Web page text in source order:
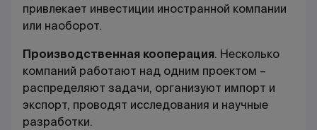
привлекает инвестиции иностранной компании
или наоборот.
Производственная кооперация. Несколько
компаний работают над одним проектом –
распределяют задачи, организуют импорт и
экспорт, проводят исследования и научные
разработки.